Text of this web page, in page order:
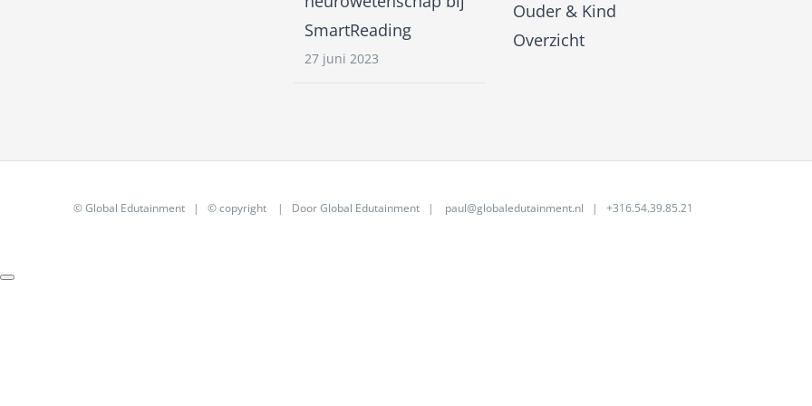
SmartReading
27 juni 2023
Ouder & Kind
Overzicht
©Global Edutainment | © copyright | DoorGlobal Edutainment | paul@globaledutainment.nl | +316.54.39.85.21